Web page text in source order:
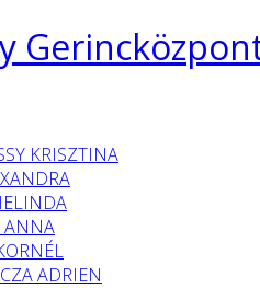
KRISZTINA
ANNA
ADRIEN